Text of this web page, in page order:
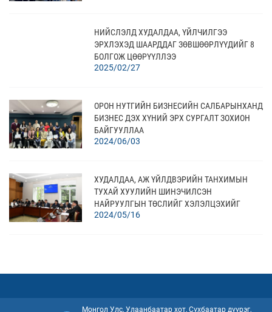
НИЙСЛЭЛД ХУДАЛДАА, ҮЙЛЧИЛГЭЭ
ЭРХЛЭХЭД ШААРДДАГ ЗӨВШӨӨРЛҮҮДИЙГ 8
БОЛГОЖ ЦӨӨРҮҮЛЛЭЭ
2025/02/27
ОРОН НУТГИЙН БИЗНЕСИЙН САЛБАРЫНХАНД
БИЗНЕС ДЭХ ХҮНИЙ ЭРХ СУРГАЛТ ЗОХИОН
БАЙГУУЛЛАА
2024/06/03
ХУДАЛДАА, АЖ ҮЙЛДВЭРИЙН ТАНХИМЫН
ТУХАЙ ХУУЛИЙН ШИНЭЧИЛСЭН
НАЙРУУЛГЫН ТӨСЛИЙГ ХЭЛЭЛЦЭХИЙГ
ДЭМЖЛЭЭ
2024/05/16
Монгол Улс, Улаанбаатар хот, Сүхбаатар дүүрэг,